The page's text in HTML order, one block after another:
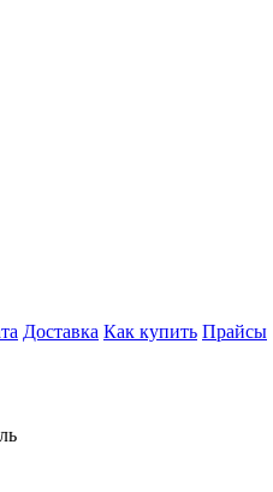
Доставка Как купить Прайсы